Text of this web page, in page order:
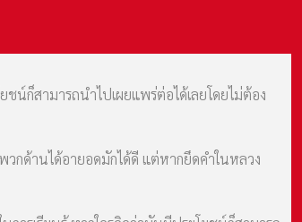
น์ก็สามารถนำไปเผยแพร่ต่อได้เลยโดยไม่ต้อง
กด้านได้อายอดมักได้ดี แต่หากยึดคำในหลวง